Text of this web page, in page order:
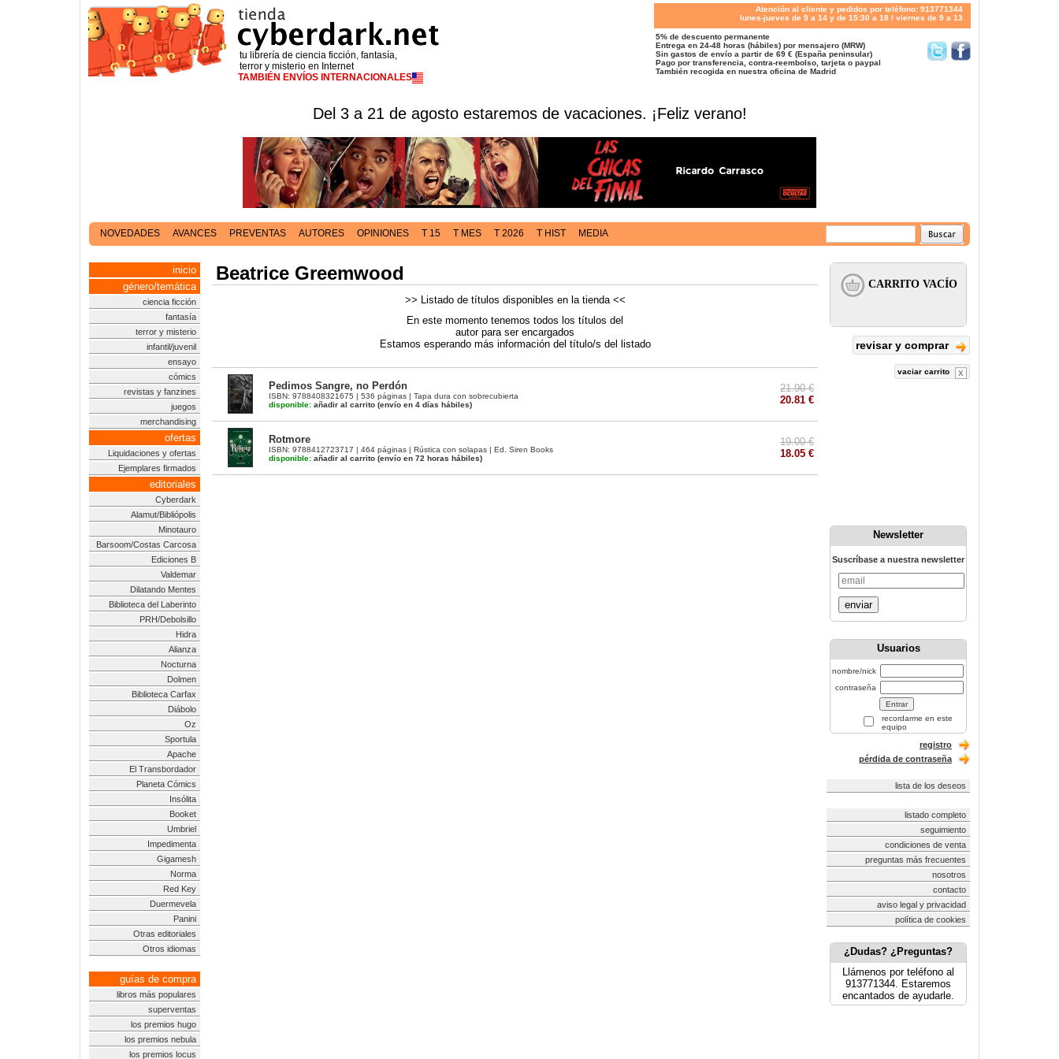
tu librería de ciencia ficción, fantasía,
terror y misterio en Internet
TAMBIÉN ENVÍOS INTERNACIONALES
Atención al cliente y pedidos por teléfono: 913771344
lunes-jueves de 9 a 14 y de 15:30 a 18 / viernes de 9 a 13
5% de descuento permanente
Entrega en 24-48 horas (hábiles) por mensajero (MRW)
Sin gastos de envío a partir de 69 € (España peninsular)
Pago por transferencia, contra-reembolso, tarjeta o paypal
También recogida en nuestra oficina de Madrid
Del 3 a 21 de agosto estaremos de vacaciones. ¡Feliz verano!
NOVEDADES AVANCES PREVENTAS AUTORES OPINIONES T 15 T MES T 2026 T HIST MEDIA
inicio
género/temática
ciencia ficción
fantasía
terror y misterio
infantil/juvenil
ensayo
cómics
revistas y fanzines
juegos
merchandising
ofertas
Liquidaciones y ofertas
Ejemplares firmados
editoriales
Cyberdark
Alamut/Bibliópolis
Minotauro
Barsoom/Costas Carcosa
Ediciones B
Valdemar
Dilatando Mentes
Biblioteca del Laberinto
PRH/Debolsillo
Hidra
Alianza
Nocturna
Dolmen
Biblioteca Carfax
Diábolo
Oz
Sportula
Apache
El Transbordador
Planeta Cómics
Insólita
Booket
Umbriel
Impedimenta
Gigamesh
Norma
Red Key
Duermevela
Panini
Otras editoriales
Otros idiomas
guías de compra
libros más populares
superventas
los premios hugo
los premios nebula
los premios locus
Beatrice Greemwood
>> Listado de títulos disponibles en la tienda <<
En este momento tenemos todos los títulos del
autor para ser encargados
Estamos esperando más información del título/s del listado
Pedimos Sangre, no Perdón
ISBN: 9788408321675 | 536 páginas | Tapa dura con sobrecubierta
disponible: añadir al carrito (envío en 4 días hábiles)
21.90 €
20.81 €
Rotmore
ISBN: 9788412723717 | 464 páginas | Rústica con solapas | Ed. Siren Books
disponible: añadir al carrito (envío en 72 horas hábiles)
19.00 €
18.05 €
revisar y comprar
vaciar carrito
Newsletter
Suscríbase a nuestra newsletter
enviar
Usuarios
nombre/nick
contraseña
recordarme en este
equipo
registro
pérdida de contraseña
lista de los deseos
listado completo
seguimiento
condiciones de venta
preguntas más frecuentes
nosotros
contacto
aviso legal y privacidad
política de cookies
¿Dudas? ¿Preguntas?
Llámenos por teléfono al
913771344. Estaremos
encantados de ayudarle.